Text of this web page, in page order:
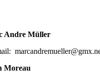
Andre Müller
Moreau